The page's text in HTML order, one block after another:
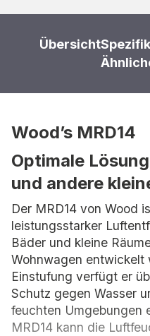
Übersicht
Wood’s MRD14
Optimale
und andere
Der MRD14 von Wood
leistungsstarker
Bäder und kleine
Wohnwagen entwickelt
Einstufung verfügt er
Schutz gegen Wasser
feuchten Umgebungen
MRD14 kann die